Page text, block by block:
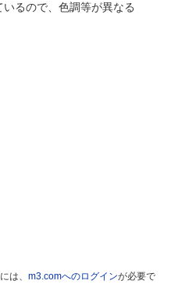
るので、色調等が異なる
は、 m3.comへのログインが必要で